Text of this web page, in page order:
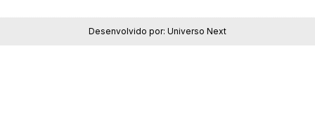
Desenvolvido por: Universo Next